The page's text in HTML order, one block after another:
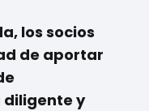
los socios
de aportar
y